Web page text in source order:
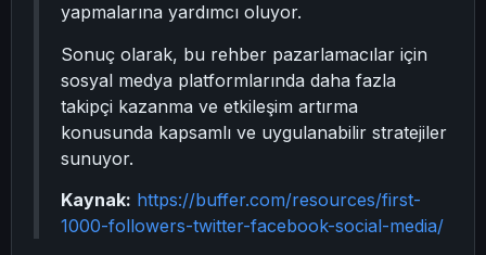
yapmalarına yardımcı oluyor.
Sonuç olarak, bu rehber pazarlamacılar için
sosyal medya platformlarında daha fazla
takipçi kazanma ve etkileşim artırma
konusunda kapsamlı ve uygulanabilir stratejiler
sunuyor.
Kaynak: https://buffer.com/resources/first-
1000-followers-twitter-facebook-social-media/